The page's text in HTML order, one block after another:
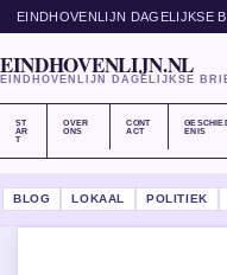
EINDHOVENLIJN DAGELIJKSE
EINDHOVENLIJN.NL
EINDHOVENLIJN DAGELIJKSE
ST
AR
T
OVER
ONS
CONT
ACT
ENIS
BLOG LOKAAL POLITIEK